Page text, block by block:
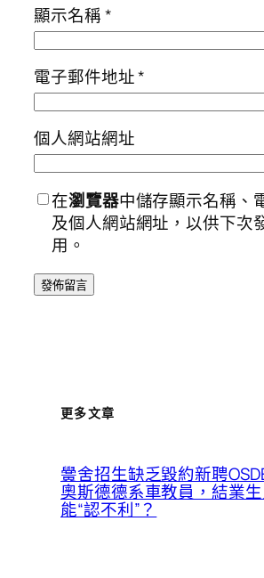
顯示名稱*
電子郵件地址*
個人網站網址
在瀏覽器中儲存顯示名稱、
及個人網站網址，以供下次
用。
更多文章
黌舍招生缺乏毀約新聘
奧斯德德系車教員，結業
能“認不利”？